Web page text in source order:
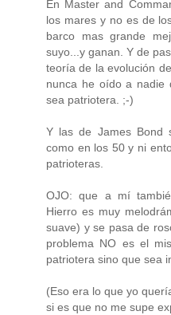
En Master and
los mares y no es de
barco mas grande
suyo...y ganan. Y de
teoría de la evolución
nunca he oído a nadie
sea patriotera. ;-)
Y las de James Bond
como en los 50 y ni
patrioteras.
OJO: que a mí
Hierro es muy
suave) y se pasa de
problema NO es el
patriotera sino que sea
(Eso era lo que yo
si es que no me supe